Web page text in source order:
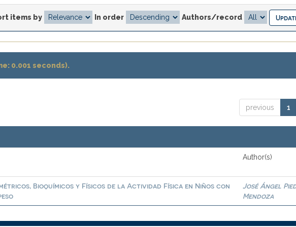
items by In order Authors/record
0.001 seconds).
previous 1
Author(s)
Bioquímicos y Físicos de la Actividad Física en Niños con
José Ángel
Mendoza